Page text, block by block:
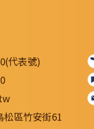
代表號)
松區竹安街61